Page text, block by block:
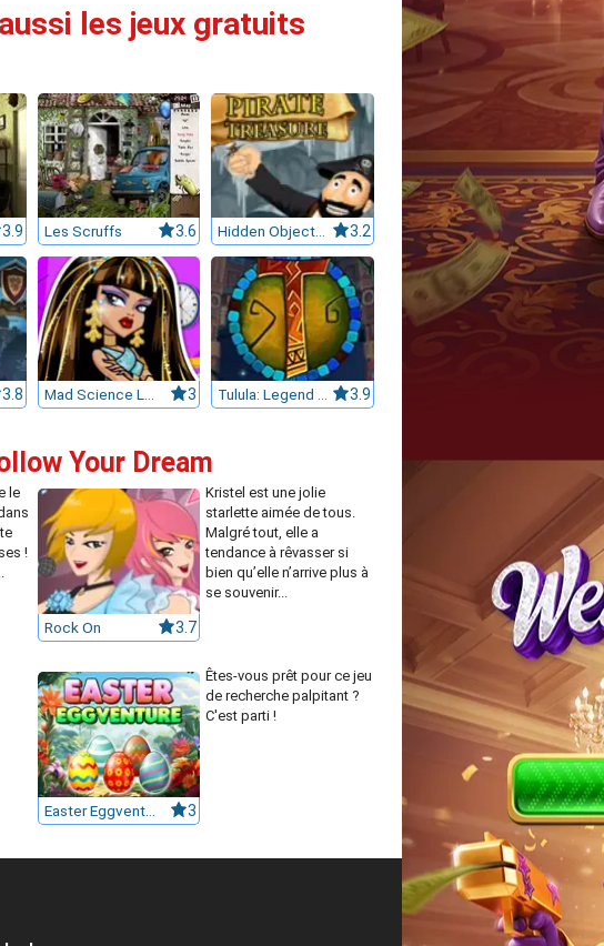
les jeux gratuits
3.9 Les Scruffs 3.6 Hidden Objects Pirate Treasure 3.2
3.8 Mad Science Labs: Cleo de Nile 3 Tulula: Legend of a Volcano 3.9
Your Dream
le
!
Rock On 3.7
Kristel est une jolie
starlette aimée de tous.
Malgré tout, elle a
tendance à rêvasser si
bien qu’elle n’arrive plus à
se souvenir...
Easter Eggventure 3
Êtes-vous prêt pour ce jeu
de recherche palpitant ?
C'est parti !